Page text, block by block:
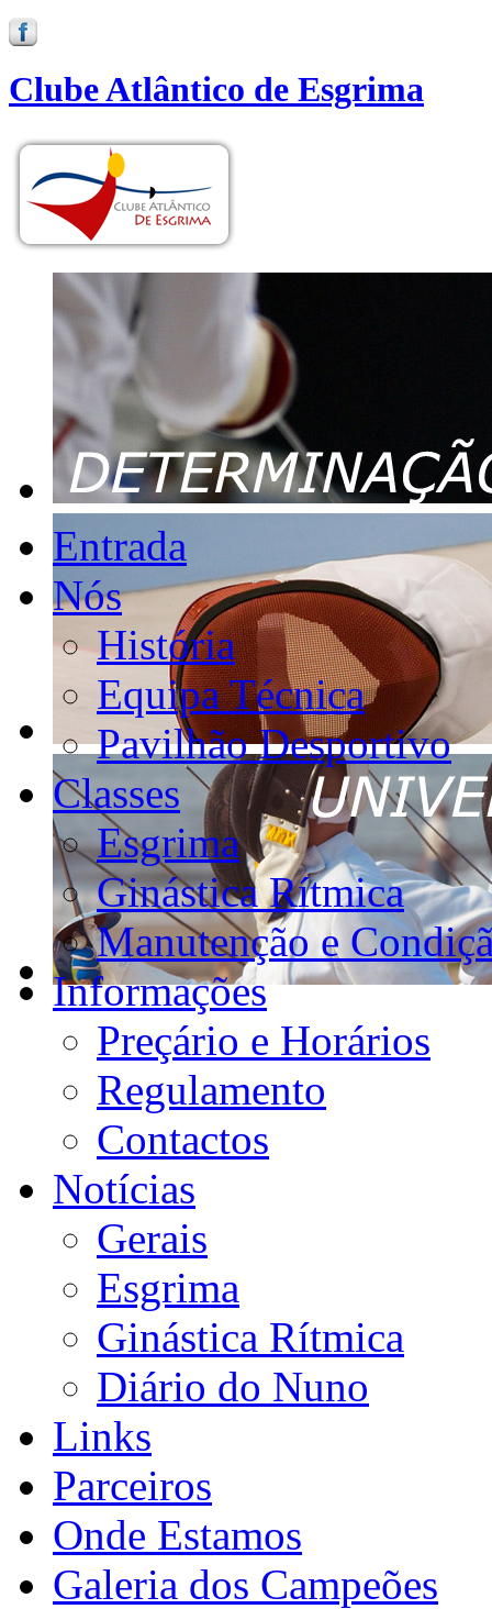
Clube Atlântico de Esgrima
Entrada
Nós
História
Equipa Técnica
Pavilhão Desportivo
Classes
Esgrima
Ginástica Rítmica
Manutenção e
Informações
Preçário e Horários
Regulamento
Contactos
Notícias
Gerais
Esgrima
Ginástica Rítmica
Diário do Nuno
Links
Parceiros
Onde Estamos
Galeria dos Campeões